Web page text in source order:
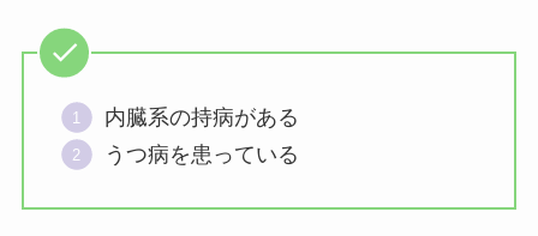
内臓系の持病がある
うつ病を患っている